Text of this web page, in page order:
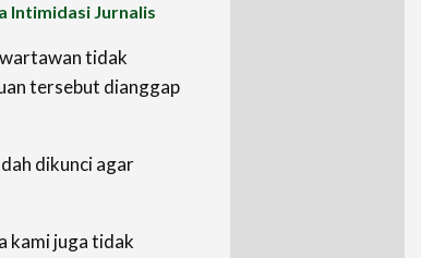
Intimidasi Jurnalis
tidak
tersebut dianggap
dikunci agar
kami juga tidak